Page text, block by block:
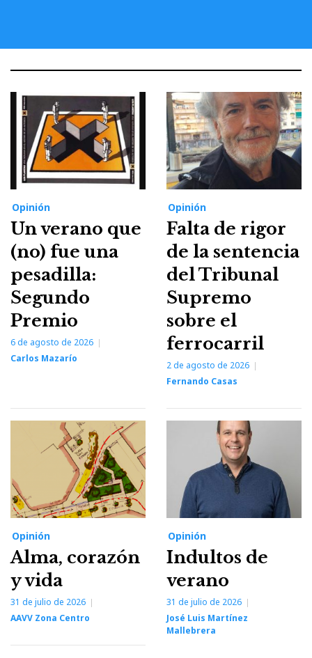
Opinión
Un verano que
(no) fue una
pesadilla:
Segundo
Premio
6 de agosto de 2026
Carlos Mazarío
Opinión
Falta de rigor
de la sentencia
del Tribunal
Supremo
sobre el
ferrocarril
2 de agosto de 2026
Fernando Casas
Opinión
Alma, corazón
y vida
31 de julio de 2026
AAVV Zona Centro
Opinión
Indultos de
verano
31 de julio de 2026
José Luis Martínez
Mallebrera